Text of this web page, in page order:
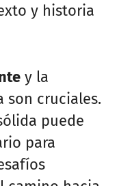
y historia
y la
son cruciales.
puede
para